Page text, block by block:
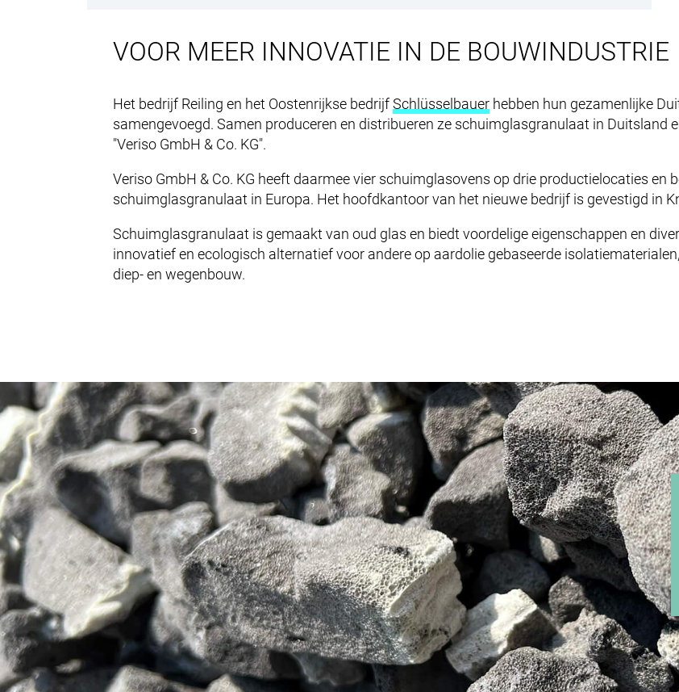
VOOR MEER INNOVATIE IN DE BOUWINDUSTRIE
Het bedrijf Reiling en het Oostenrijkse bedrijfSchlüsselbauerhebben hun gezamenlijke
samengevoegd. Samen produceren en distribueren ze schuimglasgranulaat in Duitsland
"Veriso GmbH & Co. KG".
Veriso GmbH & Co. KG heeft daarmee vier schuimglasovens op drie productielocaties en
schuimglasgranulaat in Europa. Het hoofdkantoor van het nieuwe bedrijf is gevestigd in
Schuimglasgranulaat is gemaakt van oud glas en biedt voordelige eigenschappen en
innovatief en ecologisch alternatief voor andere op aardolie gebaseerde
diep- en wegenbouw.